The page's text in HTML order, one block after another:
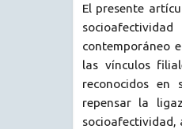
El presente
contemporáneo
las vínculos
reconocidos en
repensar la
socioafectividad,